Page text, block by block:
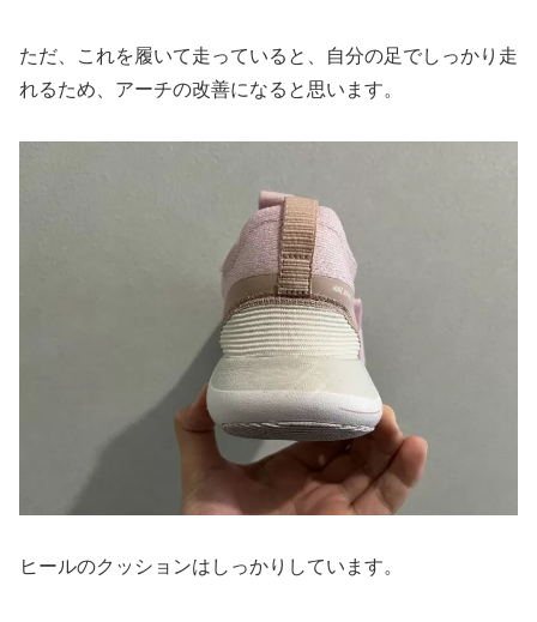
ただ、これを履いて走っていると、自分の足でしっかり走
れるため、アーチの改善になると思います。
ヒールのクッションはしっかりしています。